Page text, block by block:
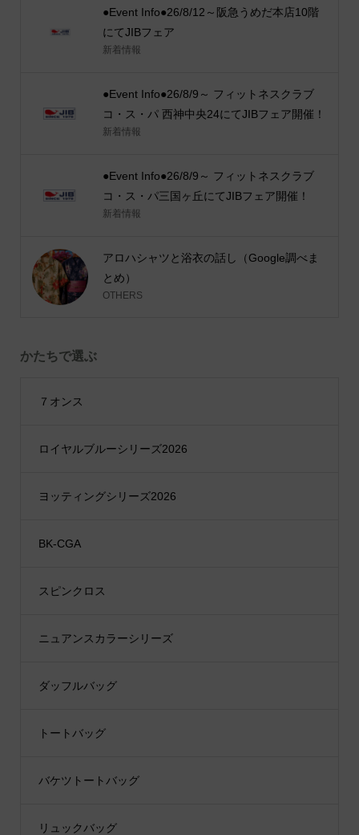
●Event Info●26/8/12～阪急うめだ本店10階
にてJIBフェア
新着情報
●Event Info●26/8/9～ フィットネスクラブ
コ・ス・パ 西神中央24にてJIBフェア開催！
新着情報
●Event Info●26/8/9～ フィットネスクラブ
コ・ス・パ三国ヶ丘にてJIBフェア開催！
新着情報
アロハシャツと浴衣の話し（Google調べま
とめ）
OTHERS
かたちで選ぶ
７オンス
ロイヤルブルーシリーズ2026
ヨッティングシリーズ2026
BK-CGA
スピンクロス
ニュアンスカラーシリーズ
ダッフルバッグ
トートバッグ
バケツトートバッグ
リュックバッグ